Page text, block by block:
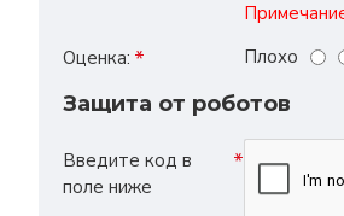
Оценка:
Плохо
Защита от роботов
Введите код в
поле ниже